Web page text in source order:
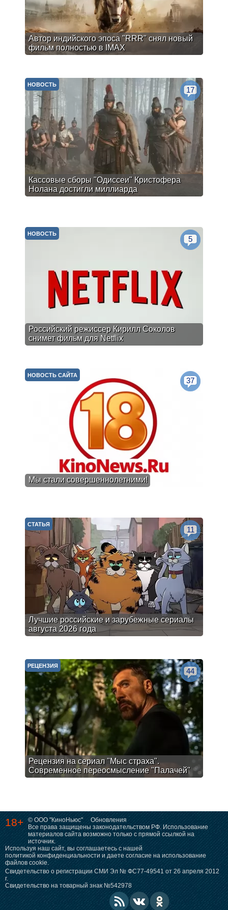
Автор индийского эпоса "RRR" снял новый
фильм полностью в IMAX
Кассовые сборы "Одиссеи" Кристофера
Нолана достигли миллиарда
НОВОСТЬ
17
Российский режиссер Кирилл Соколов
снимет фильм для Netflix
НОВОСТЬ
5
Мы стали совершеннолетними!
НОВОСТЬ САЙТА
37
Лучшие российские и зарубежные сериалы
августа 2026 года
СТАТЬЯ
11
Рецензия на сериал "Мыс страха".
Современное переосмысление "Палачей"
РЕЦЕНЗИЯ
44
18+ © ООО "КиноНьюс"
Обновления
Все права защищены законодательством РФ. Использование
материалов сайта возможно только с прямой ссылкой на
источник.
Используя наш сайт, вы соглашаетесь с нашей
политикой конфиденциальности и даете согласие на использование
файлов cookie.
Свидетельство о регистрации СМИ Эл № ФС77-49541 от 26 апреля 2012
г.
Свидетельство на товарный знак №542978